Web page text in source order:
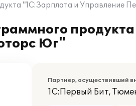
"1С:Зарплата и
Юг"
Партнер, осуществивший
1С:Первый Бит,